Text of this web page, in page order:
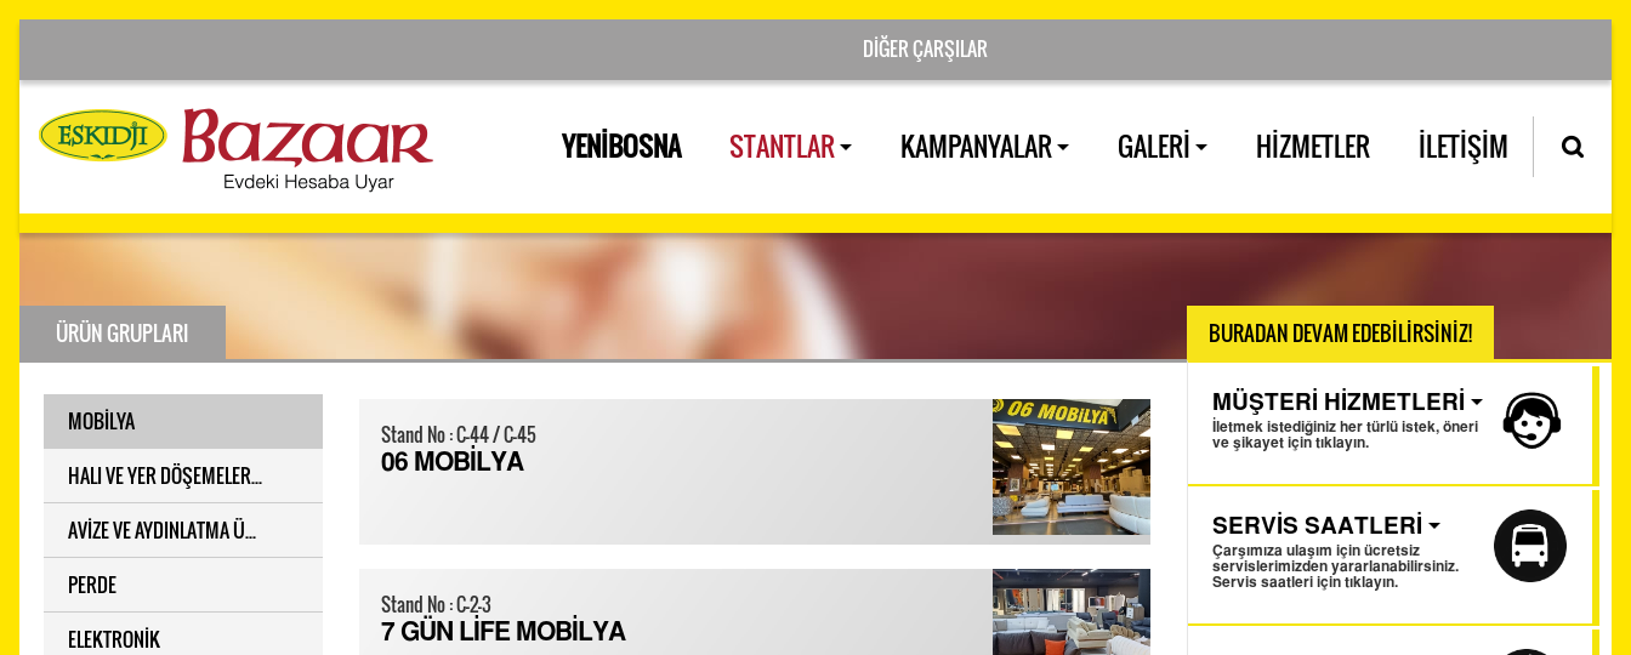
YENİBOSNA STANTLAR KAMPANYALAR GALERİ HİZMETLER İLETİŞİM
ÜRÜN GRUPLARI
MOBİLYA
HALI VE YER DÖŞEMELER...
AVİZE VE AYDINLATMA Ü...
PERDE
ELEKTRONİK
Stand No : C-44 / C-45
06 MOBİLYA
Stand No : C-2-3
7 GÜN LİFE MOBİLYA
BURADAN DEVAM EDEBİLİRSİNİZ!
MÜŞTERİ HİZMETLERİ
İletmek istediğiniz her türlü istek, öneri
ve şikayet için tıklayın.
SERVİS SAATLERİ
Çarşımıza ulaşım için ücretsiz
servislerimizden yararlanabilirsiniz.
Servis saatleri için tıklayın.